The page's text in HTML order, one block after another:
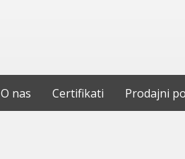
O nas Certifikati Prodajni